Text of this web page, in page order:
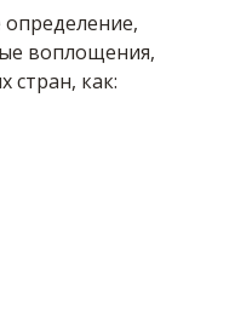
воплощения,
стран, как: